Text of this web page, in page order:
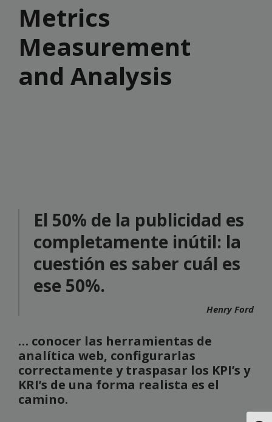
Metrics
Measurement
and Analysis
El 50% de la publicidad es
completamente inútil: la
cuestión es saber cuál es
ese 50%.
Henry Ford
… conocer las herramientas de
analítica web, configurarlas
correctamente y traspasar los KPI’s y
KRI’s de una forma realista es el
camino.